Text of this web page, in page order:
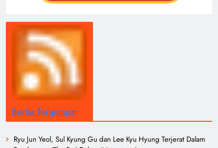
Berita Tergempar
Ryu Jun Yeol, Sul Kyung Gu dan Lee Kyu Hyung Terjerat Dalam